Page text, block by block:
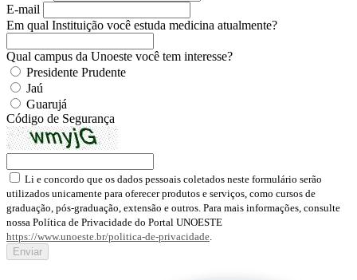
E-mail
Em qual Instituição você estuda medicina atualmente?
Qual campus da Unoeste você tem interesse?
Presidente Prudente
Jaú
Guarujá
Código de Segurança
Li e concordo que os dados pessoais coletados neste formulário serão
utilizados unicamente para oferecer produtos e serviços, como cursos de
graduação, pós-graduação, extensão e outros. Para mais informações, consulte
nossa Política de Privacidade do Portal UNOESTE
https://www.unoeste.br/politica-de-privacidade